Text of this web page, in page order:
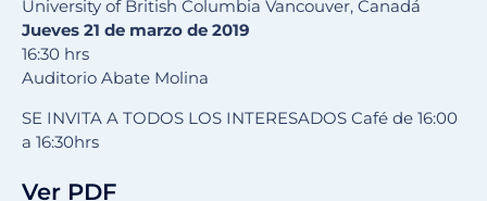
University of British Columbia Vancouver, Canadá
Jueves 21 de marzo de 2019
16:30 hrs
Auditorio Abate Molina
SE INVITA A TODOS LOS INTERESADOS Café de 16:00
a 16:30hrs
Ver PDF